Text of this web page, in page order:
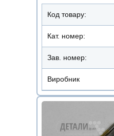
Код товару:
Кат. номер:
Зав. номер:
Виробник